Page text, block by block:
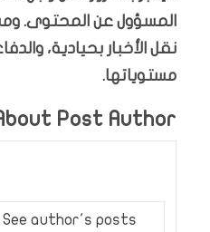
المسؤول عن المحتوى.
نقل الأخبار بحيادية،
مستوياتها.
Post Author
See author's posts